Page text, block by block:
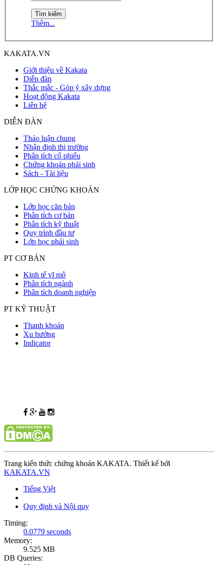
Thêm...
KAKATA.VN
Giới thiệu về Kakata
Diễn đàn
Thắc mắc - Góp ý xây dựng
Hoạt động Kakata
Liên hệ
DIỄN ĐÀN
Thảo luận chung
Nhận định thị trường
Phân tích cổ phiếu
Chứng khoán phái sinh
Sách - Tài liệu
LỚP HỌC CHỨNG KHOÁN
Lớp học căn bản
Phân tích cơ bản
Phân tích kỹ thuật
Quy trình đầu tư
Lớp học phái sinh
PT CƠ BẢN
Kinh tế vĩ mô
Phân tích ngành
Phân tích doanh nghiệp
PT KỸ THUẬT
Thanh khoản
Xu hướng
Indicator
Trang kiến thức chứng khoán KAKATA. Thiết kế bởi
KAKATA.VN
Tiếng Việt
Quy định và Nội quy
Timing:
0.0779 seconds
Memory:
9.525 MB
DB Queries: